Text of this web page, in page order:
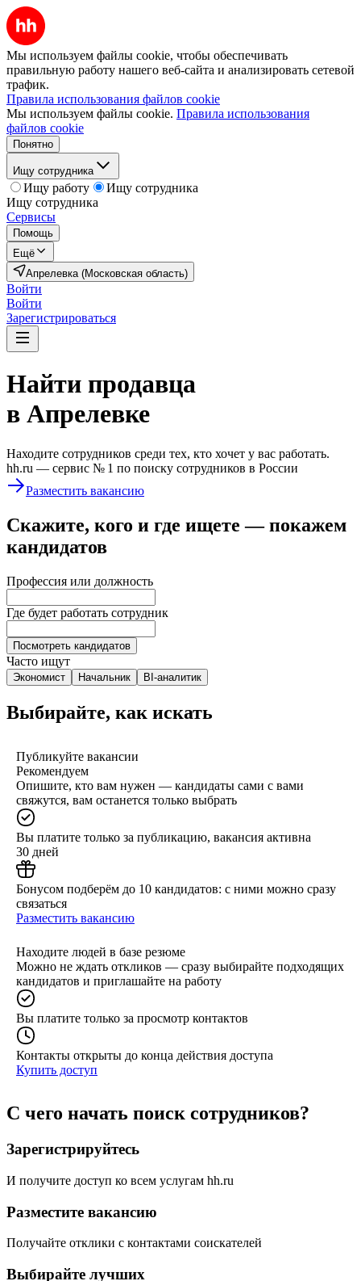
Мы используем файлы cookie, чтобы обеспечивать
правильную работу нашего веб-сайта и анализировать сетевой
трафик.
Правила использования файлов cookie
Мы используем файлы cookie. Правила использования
файлов cookie
Понятно
Ищу сотрудника
Ищу работу
Ищу сотрудника
Ищу сотрудника
Сервисы
Помощь
Ещё
Апрелевка (Московская область)
Войти
Войти
Зарегистрироваться
Найти продавца
в Апрелевке
Находите сотрудников среди тех, кто хочет у вас работать.
hh.ru — сервис № 1 по поиску сотрудников в России
Разместить вакансию
Скажите, кого и где ищете — покажем
кандидатов
Профессия или должность
Где будет работать сотрудник
Посмотреть кандидатов
Часто ищут
Экономист Начальник BI-аналитик
Выбирайте, как искать
Публикуйте вакансии
Рекомендуем
Опишите, кто вам нужен — кандидаты сами с вами
свяжутся, вам останется только выбрать
Вы платите только за публикацию, вакансия активна
30 дней
Бонусом подберём до 10 кандидатов: с ними можно сразу
связаться
Разместить вакансию
Находите людей в базе резюме
Можно не ждать откликов — сразу выбирайте подходящих
кандидатов и приглашайте на работу
Вы платите только за просмотр контактов
Контакты открыты до конца действия доступа
Купить доступ
С чего начать поиск сотрудников?
Зарегистрируйтесь
И получите доступ ко всем услугам hh.ru
Разместите вакансию
Получайте отклики с контактами соискателей
Выбирайте лучших